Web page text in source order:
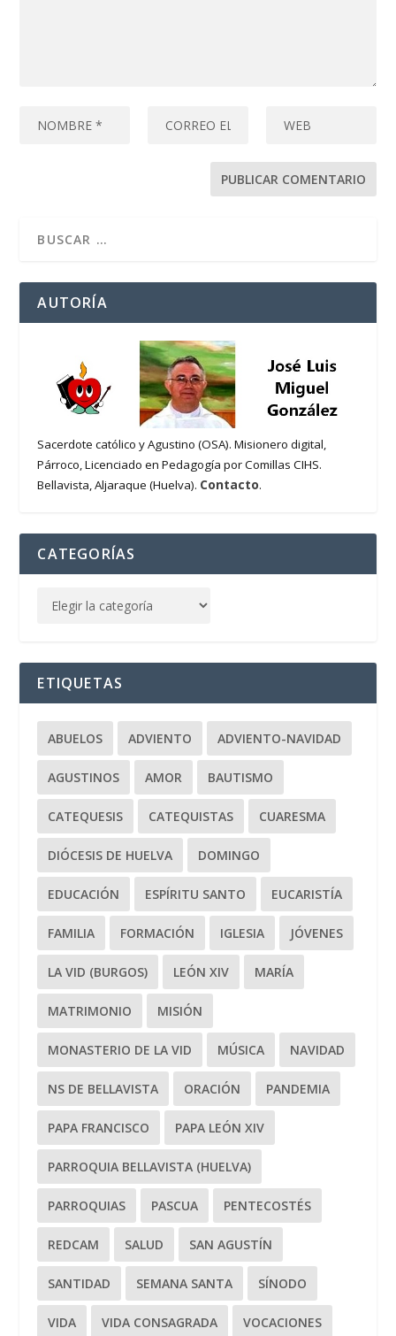
AUTORÍA
Sacerdote católico y Agustino (OSA). Misionero digital,
Párroco, Licenciado en Pedagogía por Comillas CIHS.
Bellavista, Aljaraque (Huelva). Contacto.
CATEGORÍAS
ETIQUETAS
ABUELOS ADVIENTO ADVIENTO-NAVIDAD
AGUSTINOS AMOR BAUTISMO
CATEQUESIS CATEQUISTAS CUARESMA
DIÓCESIS DE HUELVA DOMINGO
EDUCACIÓN ESPÍRITU SANTO EUCARISTÍA
FAMILIA FORMACIÓN IGLESIA JÓVENES
LA VID (BURGOS) LEÓN XIV MARÍA
MATRIMONIO MISIÓN
MONASTERIO DE LA VID MÚSICA NAVIDAD
NS DE BELLAVISTA ORACIÓN PANDEMIA
PAPA FRANCISCO PAPA LEÓN XIV
PARROQUIA BELLAVISTA (HUELVA)
PARROQUIAS PASCUA PENTECOSTÉS
REDCAM SALUD SAN AGUSTÍN
SANTIDAD SEMANA SANTA SÍNODO
VIDA VIDA CONSAGRADA VOCACIONES